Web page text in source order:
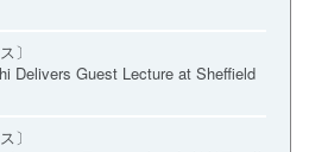
〕
Delivers Guest Lecture at Sheffield
〕